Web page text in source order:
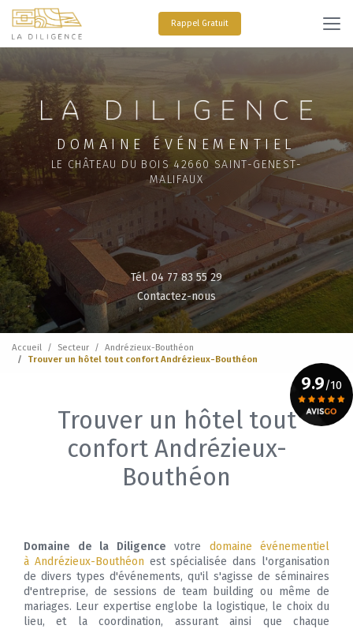
Aller
contenu
Rappel Gratuit
9.9/10
DOMAINE ÉVÉNEMENTIEL
LE CHÂTEAU DU BOIS 42660 SAINT-GENEST-
MALIFAUX
Tél. 04 77 83 55 29
Contactez-nous
Accueil Secteur
Andrézieux-Bouthéon
Trouver un hôtel tout confort Andrézieux-Bouthéon
Trouver un hôtel tout
confort Andrézieux-
Bouthéon
Domaine de la Diligence votre domaine événementiel
à Andrézieux-Bouthéon est spécialisée dans l'organisation
de divers types d'événements, qu'il s'agisse de séminaires
d'entreprise, de sessions de team building ou même de
mariages. Leur expertise englobe la logistique, le choix du
lieu, et la coordination, assurant ainsi que chaque